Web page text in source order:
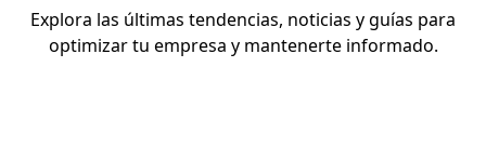
Explora las últimas tendencias, noticias y guías para
optimizar tu empresa y mantenerte informado.